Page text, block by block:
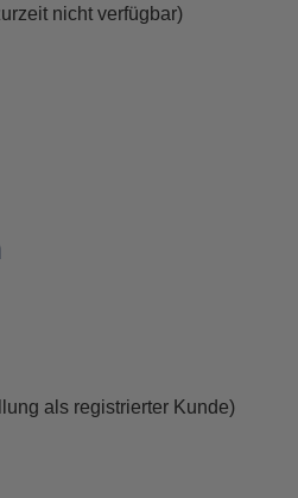
nicht verfügbar)
als registrierter Kunde)